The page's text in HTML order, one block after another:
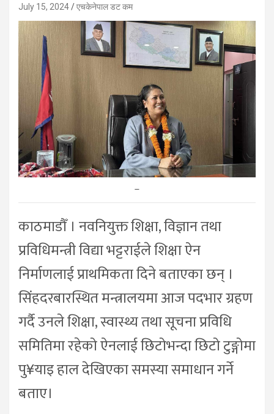
July 15, 2024 एचकेनेपाल डट कम
–
काठमाडौँ । नवनियुक्त शिक्षा, विज्ञान तथा
प्रविधिमन्त्री विद्या भट्टराईले शिक्षा ऐन
निर्माणलाई प्राथमिकता दिने बताएका छन् ।
सिंहदरबारस्थित मन्त्रालयमा आज पदभार ग्रहण
गर्दै उनले शिक्षा, स्वास्थ्य तथा सूचना प्रविधि
समितिमा रहेको ऐनलाई छिटोभन्दा छिटो टुङ्गोमा
पु¥याइ हाल देखिएका समस्या समाधान गर्ने
बताए।